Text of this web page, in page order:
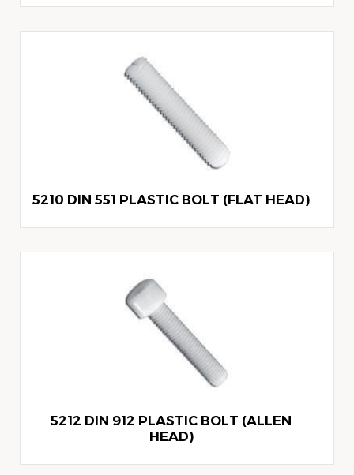
5210 DIN 551 PLASTIC BOLT (FLAT HEAD)
5212 DIN 912 PLASTIC BOLT (ALLEN
HEAD)